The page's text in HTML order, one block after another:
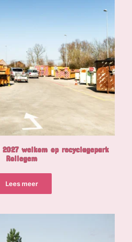
2027 welkom op recyclagepark
Rollegem
Lees meer